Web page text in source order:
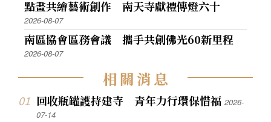
點畫共繪藝術創作 南天寺獻禮傳燈六十
2026-08-07
南區協會區務會議 攜手共創佛光60新里程
2026-08-07
相關消息
回收瓶罐護持建寺 青年力行環保惜福2026-
07-14